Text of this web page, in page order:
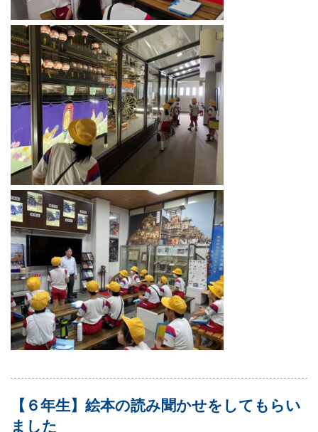
【６年生】絵本の読み聞かせをしてもらい
ました